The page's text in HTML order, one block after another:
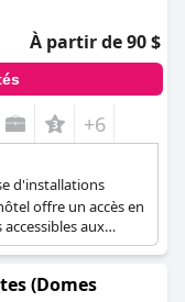
À partir de 90 $
+6
d'installations
offre un accès en
aux
fauteuils roulants
et le restaurant. Les
(Domes